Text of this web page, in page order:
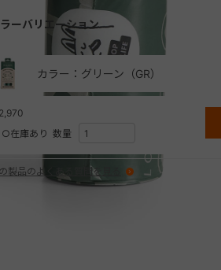
ーバリエーション
カラー：グリーン（GR）
○在庫あり 数量
製品のよくある質問を見る